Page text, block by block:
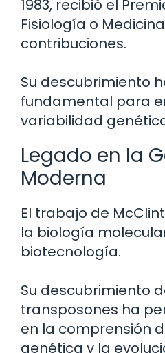
1983, recibió el
Fisiología o
contribuciones.
Su descubrimiento
fundamental para
variabilidad
Legado en la
Moderna
El trabajo de
la biología
biotecnología.
Su descubrimiento
transposones ha
en la comprensión
genética y la